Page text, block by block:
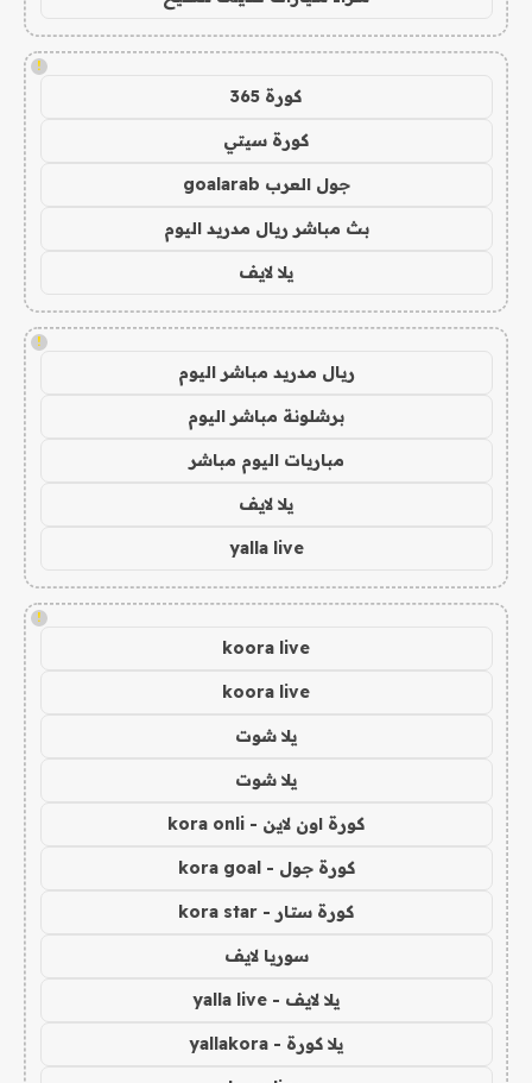
!
كورة 365
كورة سيتي
جول العرب goalarab
بث مباشر ريال مدريد اليوم
يلا لايف
!
ريال مدريد مباشر اليوم
برشلونة مباشر اليوم
مباريات اليوم مباشر
يلا لايف
yalla live
!
koora live
koora live
يلا شوت
يلا شوت
كورة اون لاين - kora onli
كورة جول - kora goal
كورة ستار - kora star
سوريا لايف
يلا لايف - yalla live
يلا كورة - yallakora